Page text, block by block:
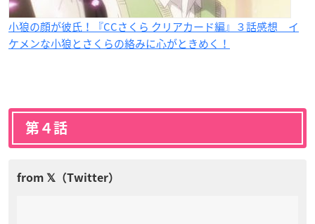
小狼の顔が彼氏！『CCさくら クリアカード編』３話感想 イ
ケメンな小狼とさくらの絡みに心がときめく！
第４話